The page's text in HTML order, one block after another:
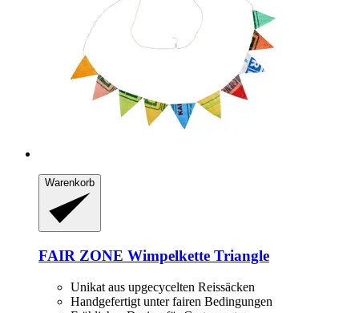
Warenkorb
FAIR ZONE Wimpelkette Triangle
Unikat aus upgecycelten Reissäcken
Handgefertigt unter fairen Bedingungen